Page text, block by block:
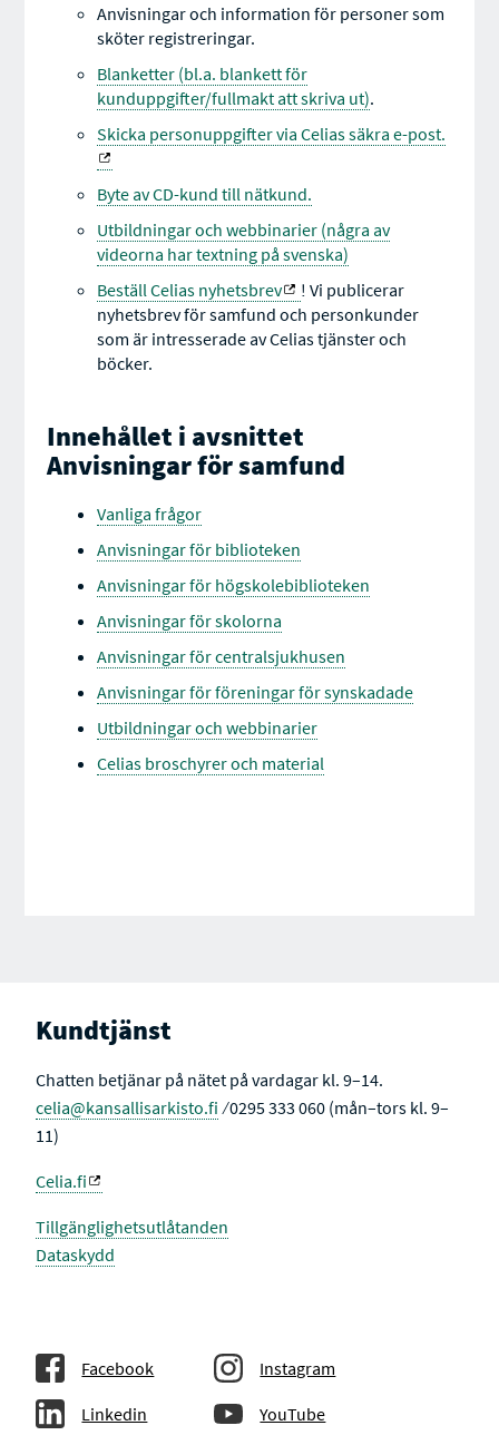
Anvisningar och information för personer som
sköter registreringar.
Blanketter (bl.a. blankett för
kunduppgifter/fullmakt att skriva ut).
Skicka personuppgifter via Celias säkra e-post.
Byte av CD-kund till nätkund.
Utbildningar och webbinarier (några av
videorna har textning på svenska)
Beställ Celias nyhetsbrev
! Vi publicerar
nyhetsbrev för samfund och personkunder
som är intresserade av Celias tjänster och
böcker.
Innehållet i avsnittet
Anvisningar för samfund
Vanliga frågor
Anvisningar för biblioteken
Anvisningar för högskolebiblioteken
Anvisningar för skolorna
Anvisningar för centralsjukhusen
Anvisningar för föreningar för synskadade
Utbildningar och webbinarier
Celias broschyrer och material
Kundtjänst
Chatten betjänar på nätet på vardagar kl. 9–14.
celia@kansallisarkisto.fi ⁄ 0295 333 060 (mån–tors kl. 9–
11)
Celia.fi
Tillgänglighetsutlåtanden
Dataskydd
Facebook Instagram
Linkedin YouTube